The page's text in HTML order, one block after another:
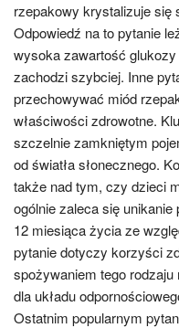
rzepakowy krystalizuje się
Odpowiedź na to pytanie
wysoka zawartość
zachodzi szybciej. Inne
przechowywać miód
właściwości zdrowotne.
szczelnie zamkniętym
od światła słonecznego.
także nad tym, czy dzieci
ogólnie zaleca się
12 miesiąca życia ze
pytanie dotyczy korzyści
spożywaniem tego
dla układu
Ostatnim popularnym